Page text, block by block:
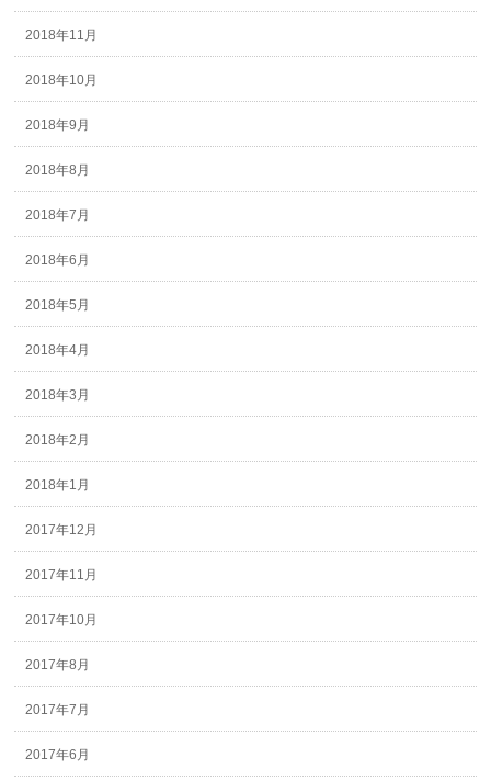
2018年11月
2018年10月
2018年9月
2018年8月
2018年7月
2018年6月
2018年5月
2018年4月
2018年3月
2018年2月
2018年1月
2017年12月
2017年11月
2017年10月
2017年8月
2017年7月
2017年6月